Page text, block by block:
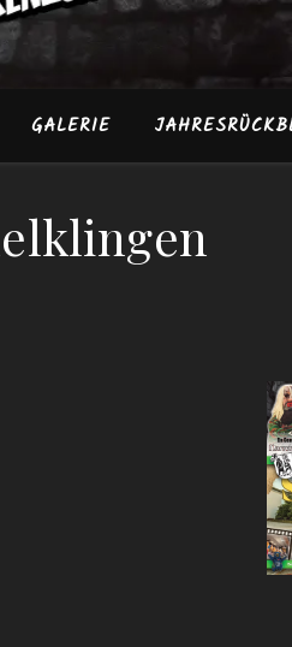
GALERIE